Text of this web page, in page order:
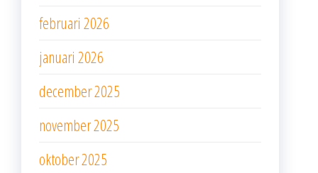
februari 2026
januari 2026
december 2025
november 2025
oktober 2025